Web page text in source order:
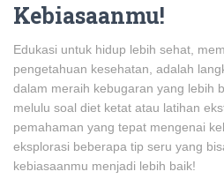
Kebiasaanmu!
Edukasi untuk hidup lebih sehat,
pengetahuan kesehatan, adalah
dalam meraih kebugaran yang lebih
melulu soal diet ketat atau latihan
pemahaman yang tepat mengenai
eksplorasi beberapa tip seru yang
kebiasaanmu menjadi lebih baik!